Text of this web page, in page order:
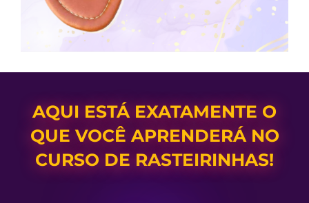
AQUI ESTÁ EXATAMENTE O
QUE VOCÊ APRENDERÁ NO
CURSO DE RASTEIRINHAS!